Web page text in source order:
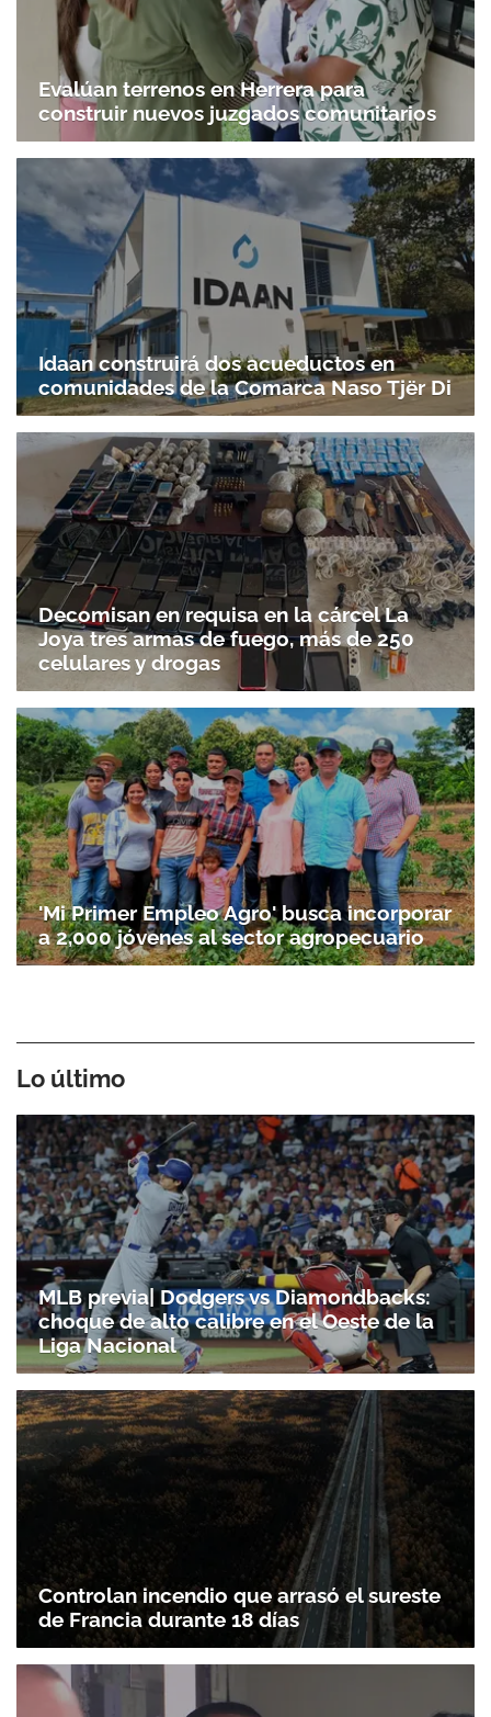
Evalúan terrenos en Herrera para
construir nuevos juzgados comunitarios
Idaan construirá dos acueductos en
comunidades de la Comarca Naso Tjër Di
Decomisan en requisa en la cárcel La
Joya tres armas de fuego, más de 250
celulares y drogas
'Mi Primer Empleo Agro' busca incorporar
a 2,000 jóvenes al sector agropecuario
Lo último
MLB previa| Dodgers vs Diamondbacks:
choque de alto calibre en el Oeste de la
Liga Nacional
Controlan incendio que arrasó el sureste
de Francia durante 18 días